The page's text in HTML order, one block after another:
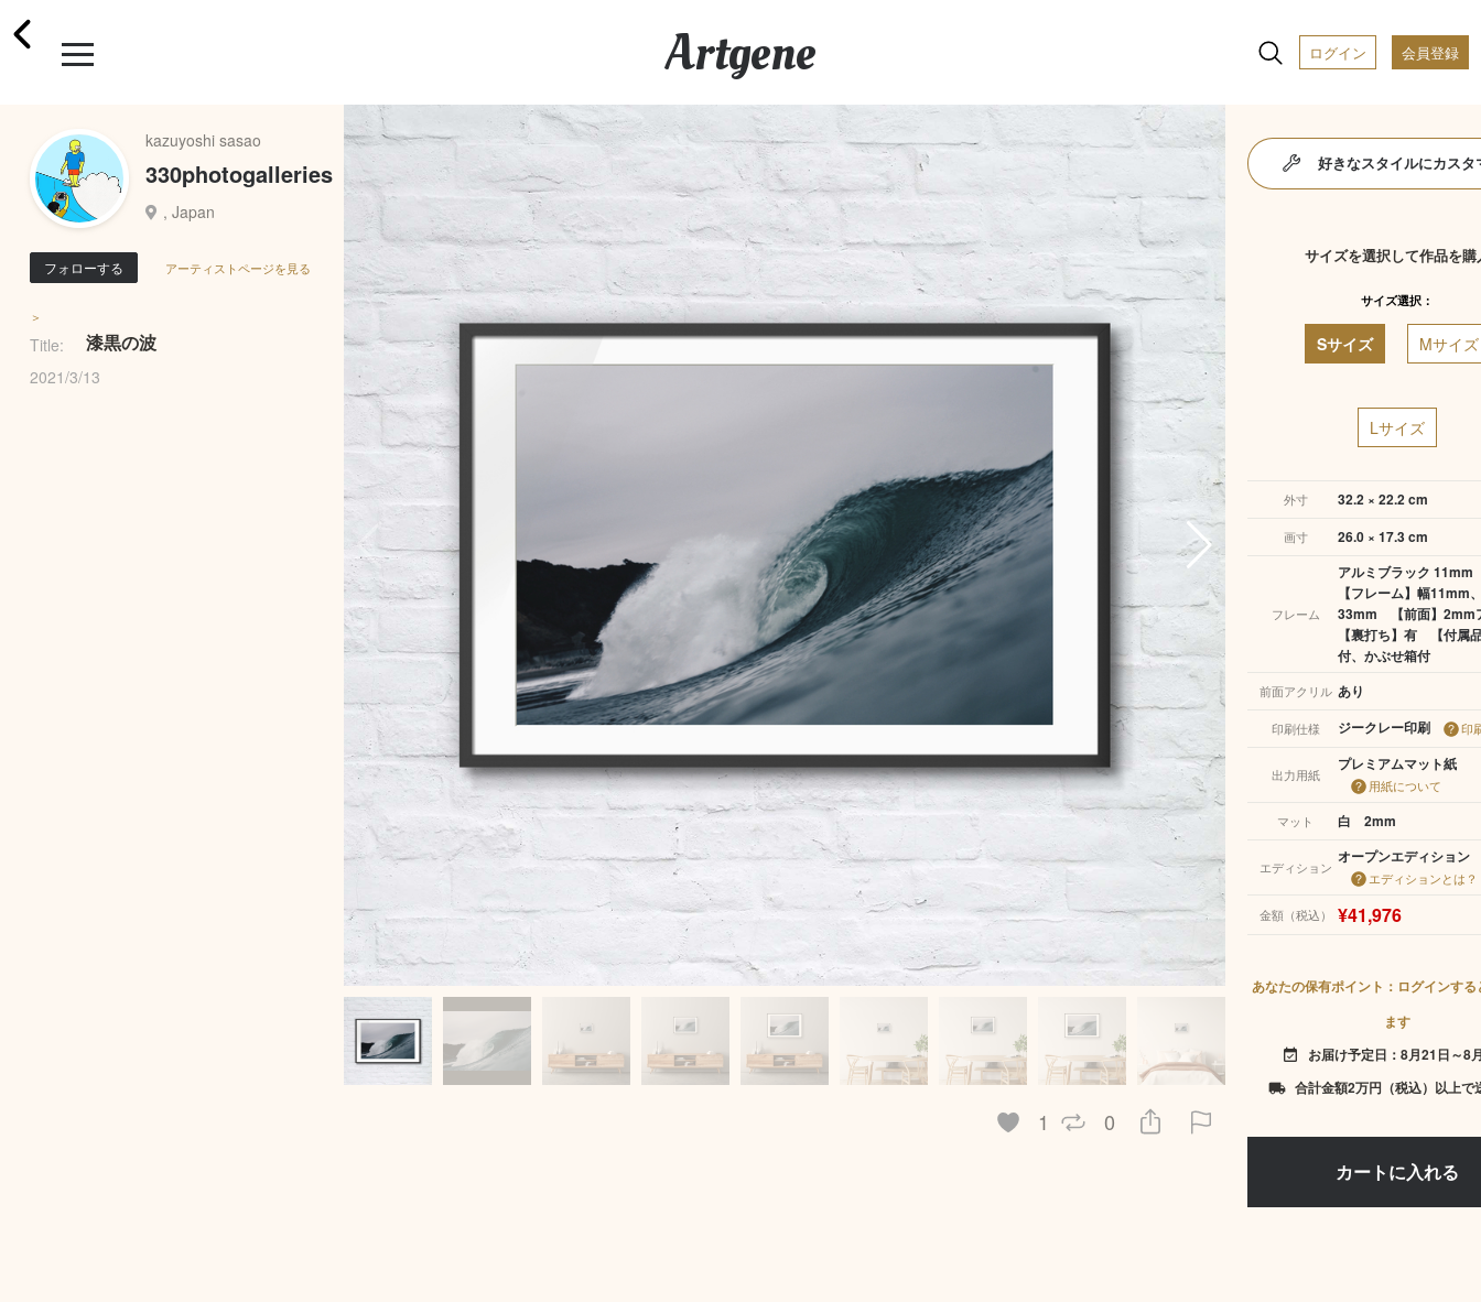
Artgene ログイン 会員登録
1 0
kazuyoshi sasao
330photogalleries
, Japan
フォローする アーティストページを見る
＞
Title: 漆黒の波
2021/3/13
好きなスタイルにカスタ
サイズを選択して作品を購
サイズ選択：
Sサイズ Mサイズ
Lサイズ
外寸 32.2 × 22.2 cm
画寸 26.0 × 17.3 cm
フレーム
アルミブラック 11mm
【フレーム】幅11mm
33mm 【前面】
【裏打ち】有 【付属
付、かぶせ箱付
前面アクリル あり
印刷仕様 ジークレー印刷 印
出力用紙
プレミアムマット紙
用紙について
マット
白 2mm
エディション
オープンエディション
エディションとは？
金額（税込） ¥41,976
あなたの保有ポイント：ログインす
ます
event_available お届け予定日：8月21日～8
local_shipping 合計金額2万円（税込）以上で